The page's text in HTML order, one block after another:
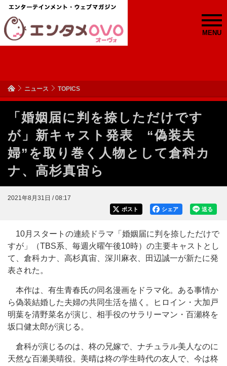
MENU
ニュース TOPICS
「婚姻届に判を捺しただけです
が」新キャスト発表 “偽装夫
婦”を取り巻く人物として倉科カ
ナ、高杉真宙ら
2021年8月31日 / 08:17
送る
シェア
ポスト
10月スタートの連続ドラマ「婚姻届に判を捺しただけで
すが」（TBS系、毎週火曜午後10時）の主要キャストとし
て、倉科カナ、高杉真宙、深川麻衣、田辺誠一が新たに発
表された。
本作は、有生青春氏の同名漫画をドラマ化。ある事情か
ら偽装結婚した夫婦の共同生活を描く。ヒロイン・大加戸
明葉を清野菜名が演じ、相手役のサラリーマン・百瀬柊を
坂口健太郎が演じる。
倉科が演じるのは、柊の兄嫁で、ナチュラル美人なのに
天然な百瀬美晴役。美晴は柊の学生時代の友人で、今は柊